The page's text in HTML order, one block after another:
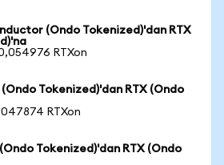
(Ondo Tokenized)'dan RTX
RTXon
Tokenized)'dan RTX (Ondo
RTXon
Tokenized)'dan RTX (Ondo